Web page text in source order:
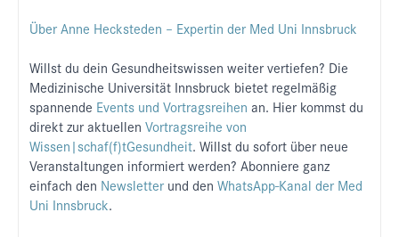
Über Anne Hecksteden – Expertin der Med Uni Innsbruck
Willst du dein Gesundheitswissen weiter vertiefen? Die
Medizinische Universität Innsbruck bietet regelmäßig
spannende Events und Vortragsreihen an. Hier kommst du
direkt zur aktuellen Vortragsreihe von
Wissen|schaf(f)tGesundheit. Willst du sofort über neue
Veranstaltungen informiert werden? Abonniere ganz
einfach den Newsletter und den WhatsApp-Kanal der Med
Uni Innsbruck.